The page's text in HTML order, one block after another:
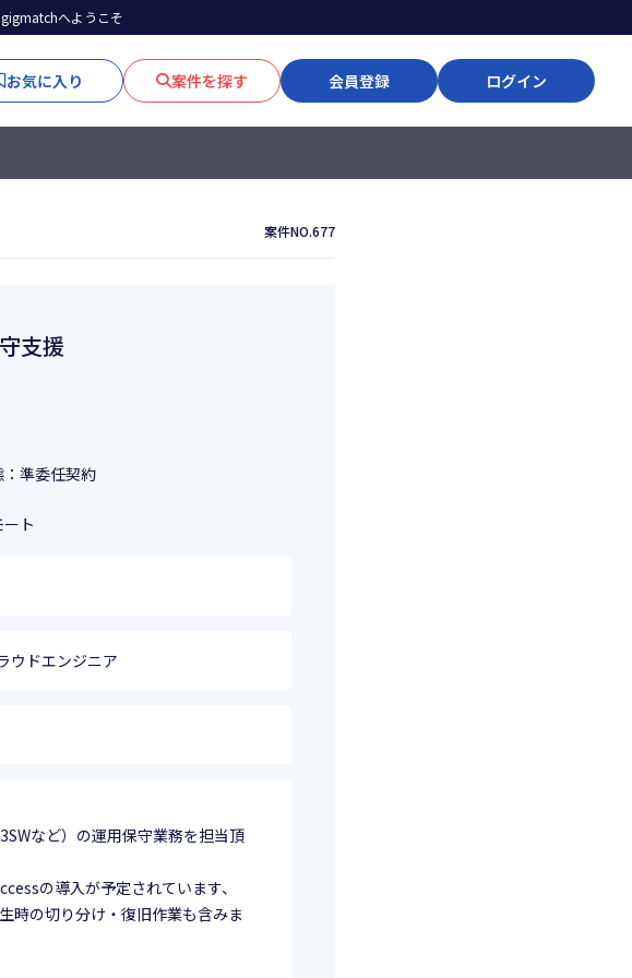
へようこそ
お気に入り 案件を探す 会員登録 ログイン
案件NO.677
支援
準委任契約
ト
ウドエンジニア
など）の運用保守業務を担当頂
の導入が予定されています、
時の切り分け・復旧作業も含みま